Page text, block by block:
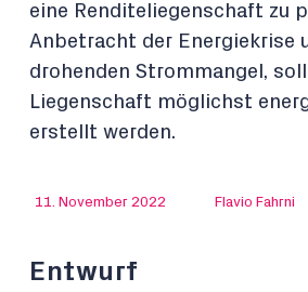
eine Renditeliegenschaft zu
Anbetracht der Energiekrise
drohenden Strommangel,
Liegenschaft möglichst
erstellt werden.
11. November 2022 Flavio Fahrni
Entwurf